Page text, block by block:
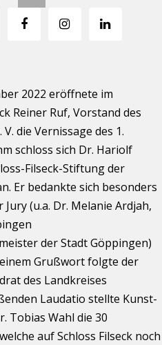
2022 eröffnete im
Reiner Ruf, Vorstand des
die Vernissage des 1.
schloss sich Dr. Hariolf
Filseck-Stiftung der
Er bedankte sich besonders
(u.a. Dr. Melanie Ardjah,
der Stadt Göppingen)
Grußwort folgte der
des Landkreises
Laudatio stellte Kunst-
Tobias Wahl die 30
auf Schloss Filseck noch